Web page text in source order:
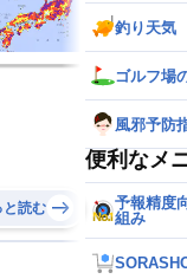
と読む
釣り天気
ゴルフ場
風邪予防
便利なメ
予報精度
組み